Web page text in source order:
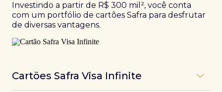
Investindo a partir de R$ 300 mil², você conta
com um portfólio de cartões Safra para desfrutar
de diversas vantagens.
Cartões Safra Visa Infinite